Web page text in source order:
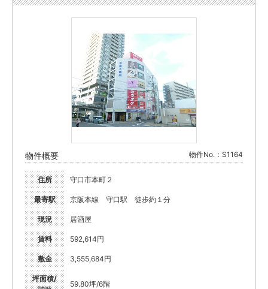
物件概要 物件No.：S1164
住所 守口市本町２
最寄駅 京阪本線 守口駅 徒歩約１分
現況 居酒屋
賃料 592,614円
敷金 3,555,684円
坪面積/
59.80坪/6階